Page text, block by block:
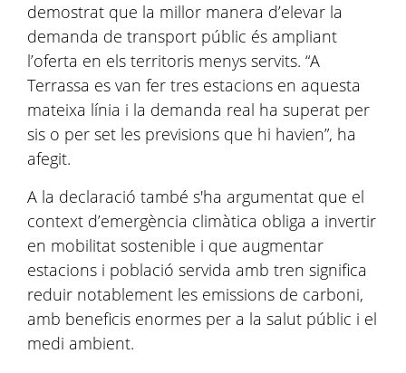
demostrat que la millor manera d’elevar la
demanda de transport públic és ampliant
l’oferta en els territoris menys servits. “A
Terrassa es van fer tres estacions en aquesta
mateixa línia i la demanda real ha superat per
sis o per set les previsions que hi havien”, ha
afegit.
A la declaració també s'ha argumentat que el
context d’emergència climàtica obliga a invertir
en mobilitat sostenible i que augmentar
estacions i població servida amb tren significa
reduir notablement les emissions de carboni,
amb beneficis enormes per a la salut públic i el
medi ambient.